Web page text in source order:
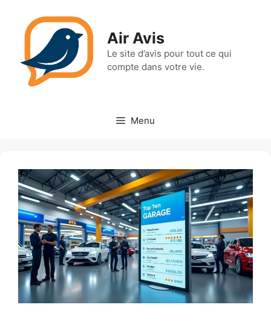
contenu
Air Avis
Le site d’avis pour tout ce qui
compte dans votre vie.
Menu